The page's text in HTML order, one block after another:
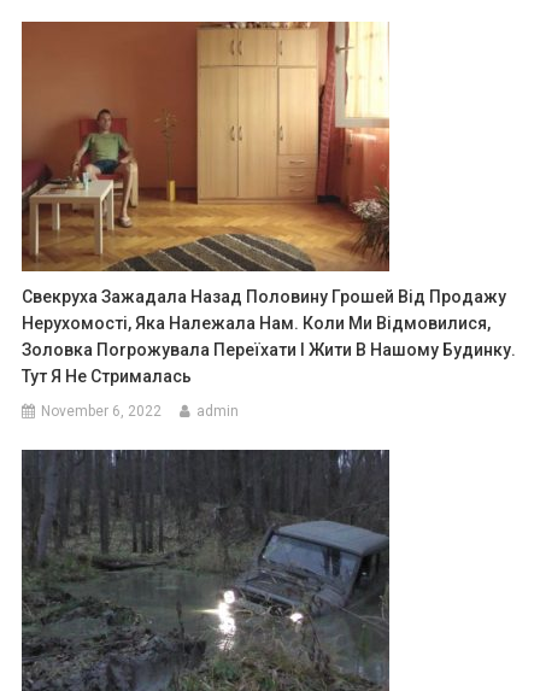
Свекруха Зажадала Назад Половину Грошей Від Продажу
Нерухомості, Яка Належала Нам. Коли Ми Відмовилися,
Золовка Поrрожувала Переїхати І Жити В Нашому Будинку.
Тут Я Не Стрималась
November 6, 2022 admin